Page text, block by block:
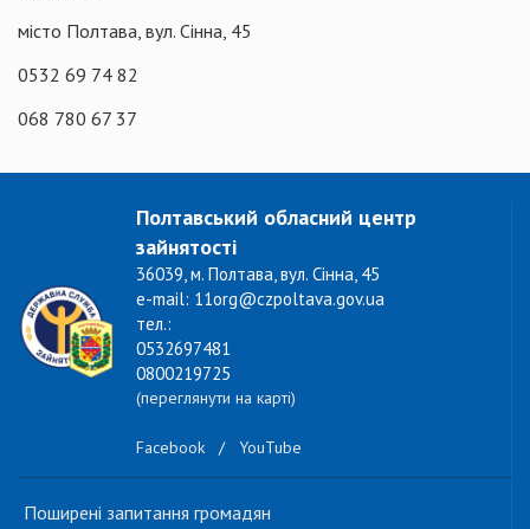
місто Полтава, вул. Сінна, 45
0532 69 74 82
068 780 67 37
Полтавський обласний центр
зайнятості
36039, м. Полтава, вул. Сінна, 45
e-mail: 11org@czpoltava.gov.ua
тел.:
0532697481
0800219725
(переглянути на карті)
Facebook / YouTube
Поширені запитання громадян